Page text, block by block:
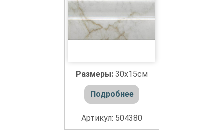
Размеры: 30x15см
Подробнее
Артикул: 504380